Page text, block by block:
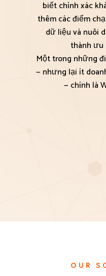
biết chính xác
thêm các điểm
dữ liệu và nuôi
thành ưu
Một trong những
— nhưng lại ít
— chính là
OUR